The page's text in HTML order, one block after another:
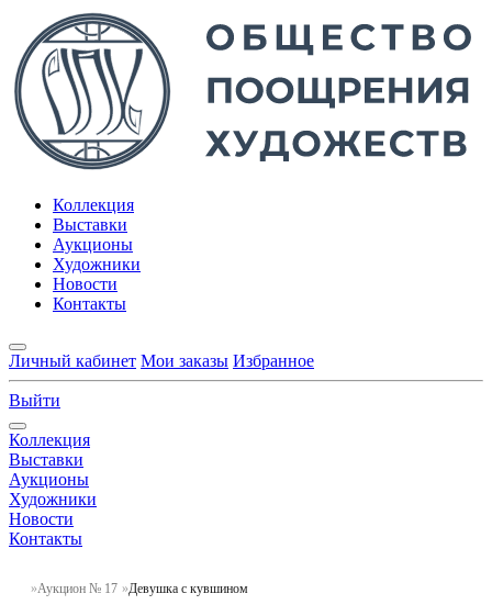
Коллекция
Выставки
Аукционы
Художники
Новости
Контакты
Личный кабинет Мои заказы Избранное
Выйти
Коллекция
Выставки
Аукционы
Художники
Новости
Контакты
Аукцион № 17 Девушка с кувшином